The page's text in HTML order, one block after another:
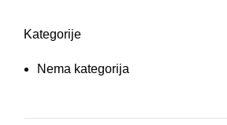
Kategorije
Nema kategorija